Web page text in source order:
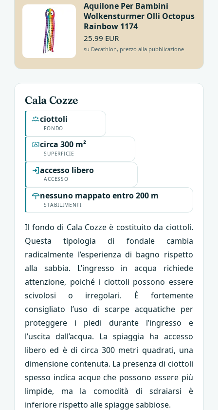
Aquilone Per Bambini
Wolkensturmer Olli Octopus
Rainbow 1174
25.99 EUR
su Decathlon, prezzo alla pubblicazione
Cala Cozze
FONDO
ciottoli
SUPERFICIE
circa 300 m²
ACCESSO
accesso libero
STABILIMENTI
nessuno mappato entro 200 m
Il fondo di Cala Cozze è costituito da ciottoli.
Questa tipologia di fondale cambia
radicalmente l’esperienza di bagno rispetto
alla sabbia. L’ingresso in acqua richiede
attenzione, poiché i ciottoli possono essere
scivolosi o irregolari. È fortemente
consigliato l’uso di scarpe acquatiche per
proteggere i piedi durante l’ingresso e
l’uscita dall’acqua. La spiaggia ha accesso
libero ed è di circa 300 metri quadrati, una
dimensione contenuta. La presenza di ciottoli
spesso indica acque che possono essere più
limpide, ma la comodità di sdraiarsi è
inferiore rispetto alle spiagge sabbiose.